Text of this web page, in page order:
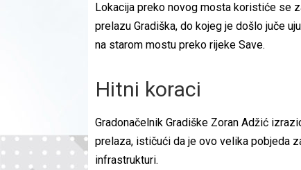
Lokacija preko novog mosta koristiće se
prelazu Gradiška, do kojeg je došlo juče
na starom mostu preko rijeke Save.
Hitni koraci
Gradonačelnik Gradiške Zoran Adžić
prelaza, ističući da je ovo velika pobjeda
infrastrukturi.